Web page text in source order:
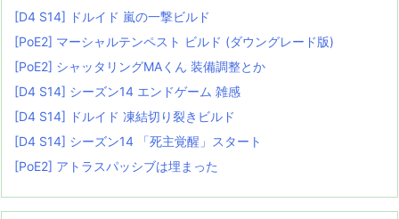
[D4 S14] ドルイド 嵐の一撃ビルド
[PoE2] マーシャルテンペスト ビルド (ダウングレード版)
[PoE2] シャッタリングMAくん 装備調整とか
[D4 S14] シーズン14 エンドゲーム 雑感
[D4 S14] ドルイド 凍結切り裂きビルド
[D4 S14] シーズン14 「死主覚醒」スタート
[PoE2] アトラスパッシブは埋まった